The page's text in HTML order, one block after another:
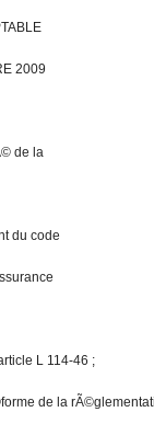
2009
de la
du code
L 114-46 ;
de la